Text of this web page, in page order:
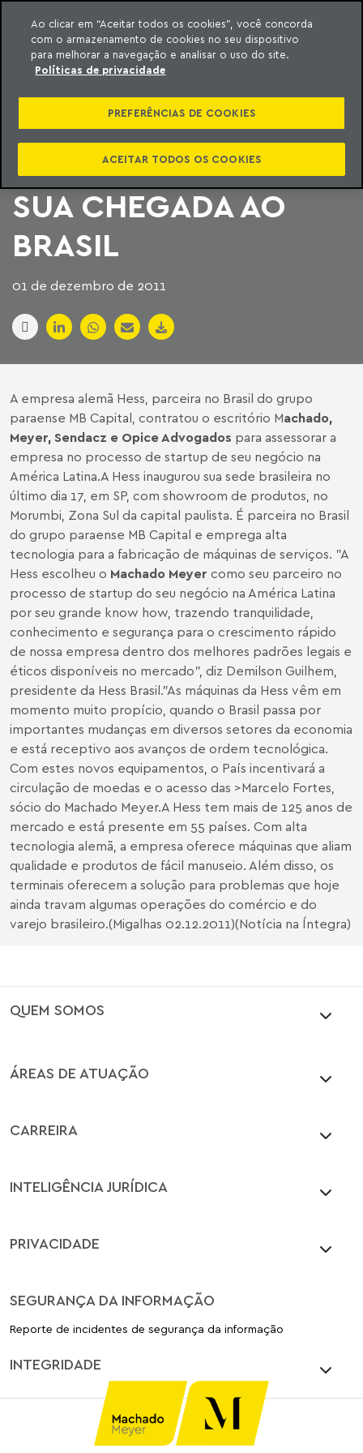
o conteúdo
Machado Meyer
MACHADO MEYER
ASSESSORA A HESS
CASH SYSTEMS EM
SUA CHEGADA AO
BRASIL
01 de dezembro de 2011
A empresa alemã Hess, parceira no Brasil do grupo
paraense MB Capital, contratou o escritório Machado,
Meyer, Sendacz e Opice Advogados para assessorar a
empresa no processo de startup de seu negócio na
América Latina.A Hess inaugurou sua sede brasileira no
último dia 17, em SP, com showroom de produtos, no
Morumbi, Zona Sul da capital paulista. É parceira no Brasil
do grupo paraense MB Capital e emprega alta
tecnologia para a fabricação de máquinas de serviços. "A
Hess escolheu o Machado Meyer como seu parceiro no
processo de startup do seu negócio na América Latina
por seu grande know how, trazendo tranquilidade,
conhecimento e segurança para o crescimento rápido
de nossa empresa dentro dos melhores padrões legais e
éticos disponíveis no mercado", diz Demilson Guilhem,
presidente da Hess Brasil."As máquinas da Hess vêm em
momento muito propício, quando o Brasil passa por
importantes mudanças em diversos setores da economia
e está receptivo aos avanços de ordem tecnológica.
Com estes novos equipamentos, o País incentivará a
circulação de moedas e o acesso das >Marcelo Fortes,
sócio do Machado Meyer.A Hess tem mais de 125 anos de
mercado e está presente em 55 países. Com alta
tecnologia alemã, a empresa oferece máquinas que aliam
qualidade e produtos de fácil manuseio. Além disso, os
terminais oferecem a solução para problemas que hoje
ainda travam algumas operações do comércio e do
varejo brasileiro.(Migalhas 02.12.2011)(Notícia na Íntegra)
QUEM SOMOS
ÁREAS DE ATUAÇÃO
CARREIRA
INTELIGÊNCIA JURÍDICA
PRIVACIDADE
SEGURANÇA DA INFORMAÇÃO
Reporte de incidentes de segurança da informação
INTEGRIDADE
Ao clicar em “Aceitar todos os cookies”, você concorda
com o armazenamento de cookies no seu dispositivo
para melhorar a navegação e analisar o uso do site.
Políticas de privacidade
PREFERÊNCIAS DE COOKIES
ACEITAR TODOS OS COOKIES